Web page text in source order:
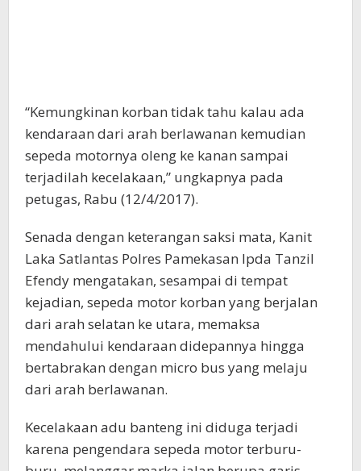
“Kemungkinan korban tidak tahu kalau ada
kendaraan dari arah berlawanan kemudian
sepeda motornya oleng ke kanan sampai
terjadilah kecelakaan,” ungkapnya pada
petugas, Rabu (12/4/2017).
Senada dengan keterangan saksi mata, Kanit
Laka Satlantas Polres Pamekasan Ipda Tanzil
Efendy mengatakan, sesampai di tempat
kejadian, sepeda motor korban yang berjalan
dari arah selatan ke utara, memaksa
mendahului kendaraan didepannya hingga
bertabrakan dengan micro bus yang melaju
dari arah berlawanan.
Kecelakaan adu banteng ini diduga terjadi
karena pengendara sepeda motor terburu-